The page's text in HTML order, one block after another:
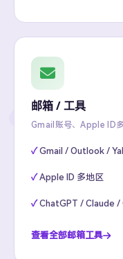
邮箱 / 工具
Gmail账号、Apple ID
Gmail / Outlook /
Apple ID 多地区
ChatGPT / Claude /
查看全部邮箱工具